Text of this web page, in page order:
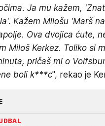
Ja mu kažem,
Kažem Milošu 'Marš
Ova dvojica ćute,
Miloš Kerkez. Toliko si
pričaš mi o
boli k***c", rekao je